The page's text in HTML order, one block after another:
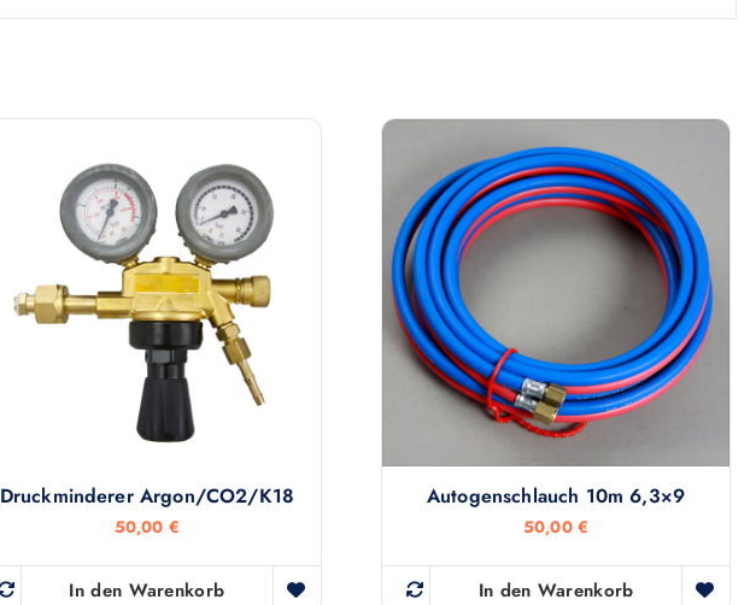
Druckminderer Argon/CO2/K18
50,00 €
In den Warenkorb
Autogenschlauch 10m 6,3×9
50,00 €
In den Warenkorb